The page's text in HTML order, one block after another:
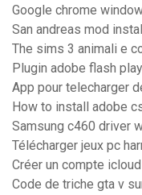
Google chrome
San andreas mod
The sims 3 animali e
Plugin adobe flash
App pour telecharger
How to install adobe
Samsung c460 driver
Télécharger jeux pc
Créer un compte
Code de triche gta v